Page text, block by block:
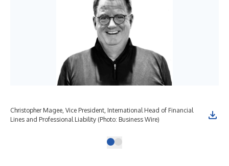
Christopher Magee, Vice President, International Head of Financial
Lines and Professional Liability (Photo: Business Wire)